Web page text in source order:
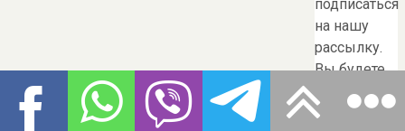
подписаться
на нашу
рассылку.
Вы будете
получать
анонсы